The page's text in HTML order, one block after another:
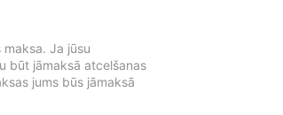
Ja jūsu
būt jāmaksā atcelšanas
jums būs jāmaksā